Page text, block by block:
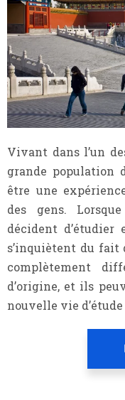
Vivant dans l’un
grande population
être une
des gens.
décident d’étudier
s’inquiètent du fait
complètement
d’origine, et ils
nouvelle vie